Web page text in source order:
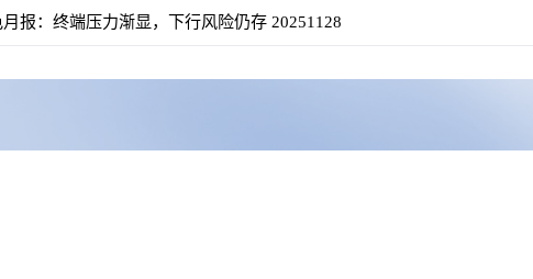
报：终端压力渐显，下行风险仍存 20251128